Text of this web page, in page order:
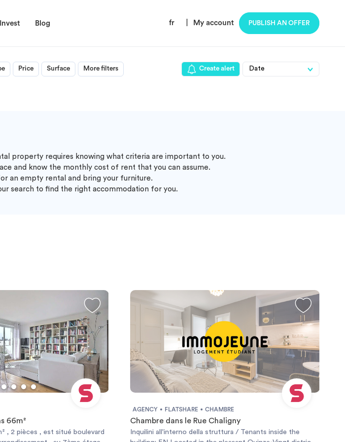
Invest Blog fr My account PUBLISH AN OFFER
Price Surface More filters Create alert
property requires knowing what criteria are important to you.
and know the monthly cost of rent that you can assume.
an empty rental and bring your furniture.
search to find the right accommodation for you.
66m²
, est situé boulevard
AGENCY FLATSHARE CHAMBRE
Chambre dans le Rue Chaligny
Inquilini all'interno della struttura / Tenants inside the